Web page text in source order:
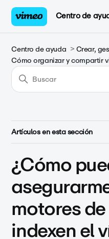
Centro de
Centro de ayuda
Crear,
Cómo organizar y compartir
Artículos en esta sección
¿Cómo
motores
indexen el